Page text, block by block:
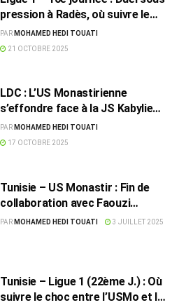
pression à Radès, où suivre le
match CA-USMo !
PAR MOHAMED HEDI TOUATI
21 OCTOBRE 2025
LDC : L’US Monastirienne
s’effondre face à la JS Kabylie
(0-3) à Sfax
PAR MOHAMED HEDI TOUATI
17 OCTOBRE 2025
Tunisie – US Monastir : Fin de
collaboration avec Faouzi
Benzarti
PAR MOHAMED HEDI TOUATI 3 JUILLET 2025
Tunisie – Ligue 1 (22ème J.) : Où
suivre le choc entre l’USMo et le